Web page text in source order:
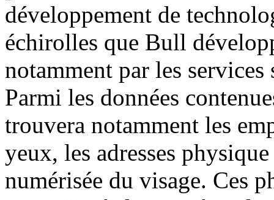
développement de
échirolles que Bull
notamment par les
Parmi les données
trouvera notamment les
yeux, les adresses
numérisée du visage. Ces